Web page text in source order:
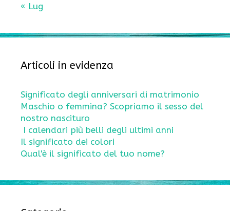
« Lug
Articoli in evidenza
Significato degli anniversari di matrimonio
Maschio o femmina? Scopriamo il sesso del
nostro nascituro
I calendari più belli degli ultimi anni
Il significato dei colori
Qual'è il significato del tuo nome?